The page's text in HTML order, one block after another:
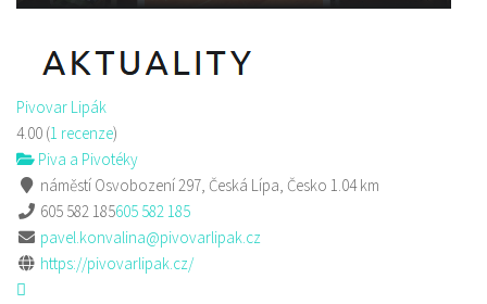
Pivovar Lipák
4.00 (1 recenze)
Piva a Pivotéky
náměstí Osvobození 297, Česká Lípa, Česko 1.04 km
605 582 185605 582 185
pavel.konvalina@pivovarlipak.cz
https://pivovarlipak.cz/